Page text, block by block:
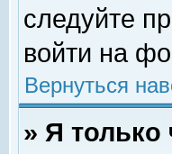
следуйте
войти на
Вернуться
» Я только